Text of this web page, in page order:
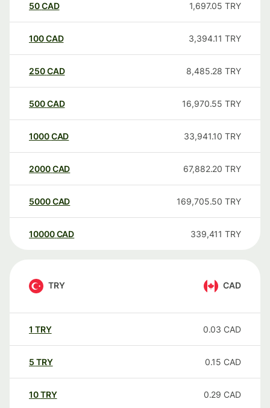
50CAD 1,697.05 TRY
100CAD 3,394.11 TRY
250CAD 8,485.28 TRY
500CAD 16,970.55 TRY
1000CAD 33,941.10 TRY
2000CAD 67,882.20 TRY
5000CAD 169,705.50 TRY
10000 CAD 339,411 TRY
TRY CAD
1 TRY 0.03 CAD
5 TRY 0.15 CAD
10TRY 0.29 CAD